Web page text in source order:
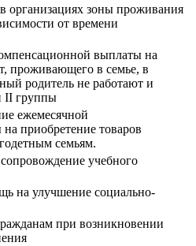
организациях зоны проживания
от времени
выплаты на
проживающего в семье, в
родитель не работают и
II группы
ежемесячной
приобретение товаров
семьям.
учебного
на улучшение социально-
при возникновении